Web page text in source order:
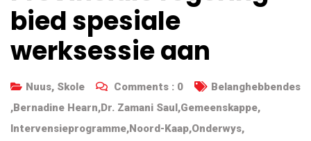
bied spesiale
werksessie aan
Nuus, Skole Comments : 0
Belanghebbendes
,Bernadine Hearn,Dr. Zamani Saul ,Gemeenskappe,
Intervensieprogramme,Noord-Kaap,Onderwys,